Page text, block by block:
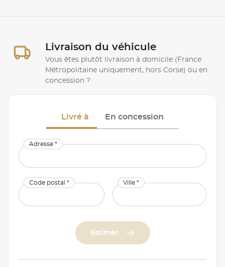
Livraison du véhicule
Vous êtes plutôt livraison à domicile (France
Métropolitaine uniquement, hors Corse) ou en
concession ?
Livré à En concession
Adresse *
Code postal * Ville *
Estimer